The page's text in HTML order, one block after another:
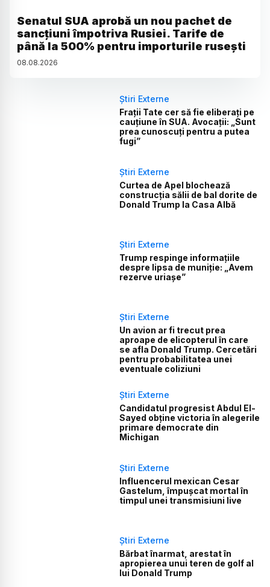
Senatul SUA aprobă un nou pachet de
sancțiuni împotriva Rusiei. Tarife de
până la 500% pentru importurile rusești
08.08.2026
Știri Externe
Frații Tate cer să fie eliberați pe
cauțiune în SUA. Avocații: „Sunt
prea cunoscuți pentru a putea
fugi”
Știri Externe
Curtea de Apel blochează
construcția sălii de bal dorite de
Donald Trump la Casa Albă
Știri Externe
Trump respinge informațiile
despre lipsa de muniție: „Avem
rezerve uriașe”
Știri Externe
Un avion ar fi trecut prea
aproape de elicopterul în care
se afla Donald Trump. Cercetări
pentru probabilitatea unei
eventuale coliziuni
Știri Externe
Candidatul progresist Abdul El-
Sayed obține victoria în alegerile
primare democrate din
Michigan
Știri Externe
Influencerul mexican Cesar
Gastelum, împușcat mortal în
timpul unei transmisiuni live
Știri Externe
Bărbat înarmat, arestat în
apropierea unui teren de golf al
lui Donald Trump